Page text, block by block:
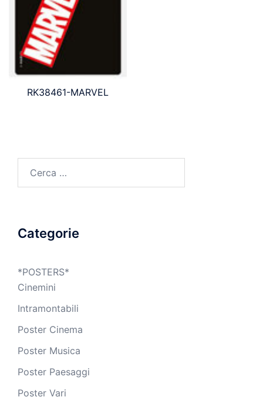
RK38461-MARVEL
per:
Categorie
*POSTERS*
Cinemini
Intramontabili
Poster Cinema
Poster Musica
Poster Paesaggi
Poster Vari